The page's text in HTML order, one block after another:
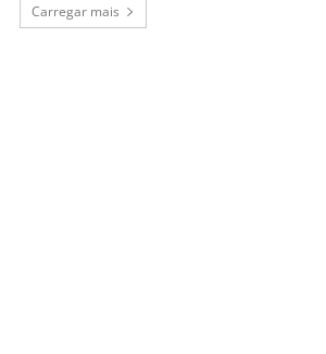
Carregar mais